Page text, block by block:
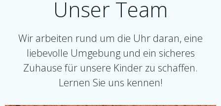
Unser Team
Wir arbeiten rund um die Uhr daran, eine
liebevolle Umgebung und ein sicheres
Zuhause für unsere Kinder zu schaffen.
Lernen Sie uns kennen!